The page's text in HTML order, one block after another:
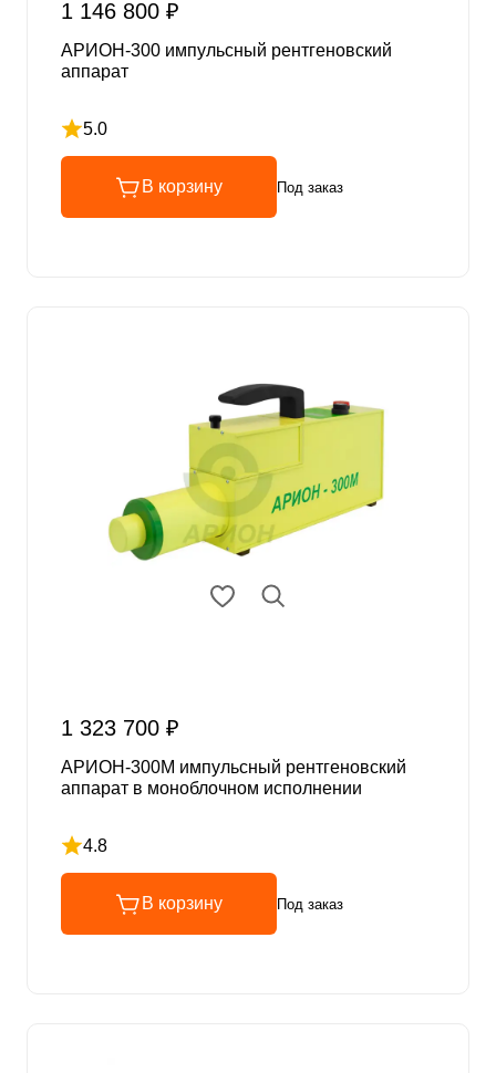
1 146 800 ₽
АРИОН-300 импульсный рентгеновский
аппарат
5.0
Рейтинг 5 из 5
В корзину Под заказ
1 323 700 ₽
АРИОН-300М импульсный рентгеновский
аппарат в моноблочном исполнении
4.8
Рейтинг 4.8 из 5
В корзину Под заказ